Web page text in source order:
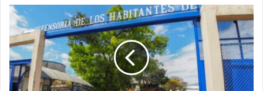
Defensoría
sale
de
la
GAM
y
llega